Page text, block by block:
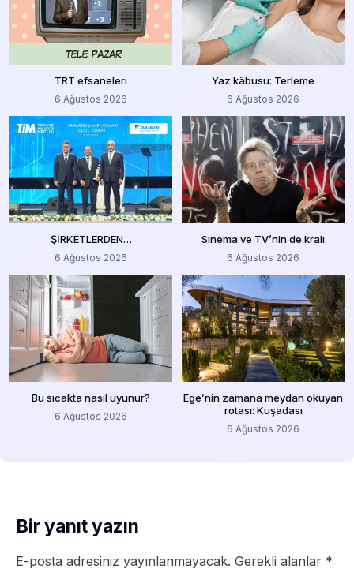
TRT efsaneleri
6 Ağustos 2026
Yaz kâbusu: Terleme
6 Ağustos 2026
ŞİRKETLERDEN…
6 Ağustos 2026
Sinema ve TV’nin de kralı
6 Ağustos 2026
Bu sıcakta nasıl uyunur?
6 Ağustos 2026
Ege’nin zamana meydan okuyan
rotası: Kuşadası
6 Ağustos 2026
Bir yanıt yazın
E-posta adresiniz yayınlanmayacak. Gerekli alanlar *